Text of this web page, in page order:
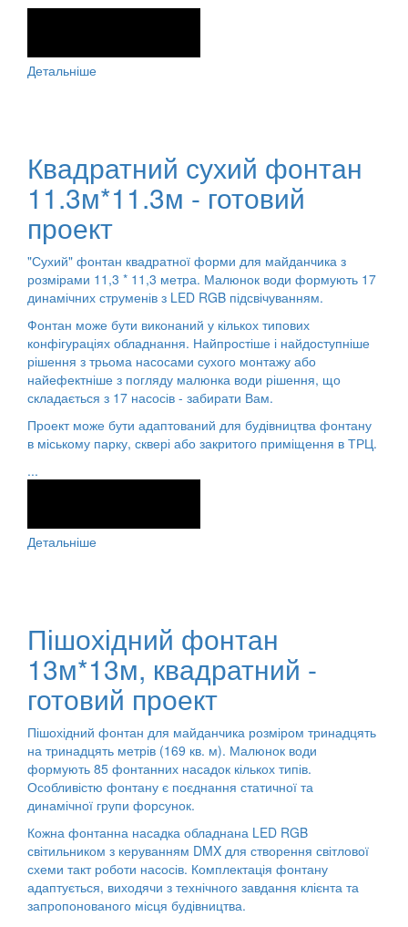
Детальніше
Квадратний сухий фонтан
11.3м*11.3м - готовий
проект
"Сухий" фонтан квадратної форми для майданчика з
розмірами 11,3 * 11,3 метра. Малюнок води формують 17
динамічних струменів з LED RGB підсвічуванням.
Фонтан може бути виконаний у кількох типових
конфігураціях обладнання. Найпростіше і найдоступніше
рішення з трьома насосами сухого монтажу або
найефектніше з погляду малюнка води рішення, що
складається з 17 насосів - забирати Вам.
Проект може бути адаптований для будівництва фонтану
в міському парку, сквері або закритого приміщення в ТРЦ.
...
Детальніше
Пішохідний фонтан
13м*13м, квадратний -
готовий проект
Пішохідний фонтан для майданчика розміром тринадцять
на тринадцять метрів (169 кв. м). Малюнок води
формують 85 фонтанних насадок кількох типів.
Особливістю фонтану є поєднання статичної та
динамічної групи форсунок.
Кожна фонтанна насадка обладнана LED RGB
світильником з керуванням DMX для створення світлової
схеми такт роботи насосів. Комплектація фонтану
адаптується, виходячи з технічного завдання клієнта та
запропонованого місця будівництва.